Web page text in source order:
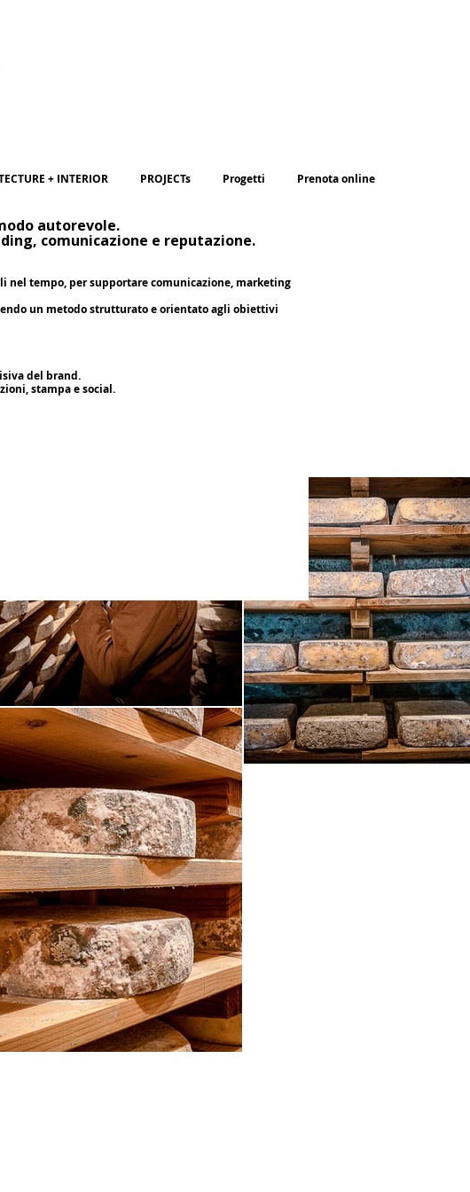
+ INTERIOR PROJECTs Progetti Prenota online
autorevole.
comunicazione e reputazione.
nel tempo, per supportare comunicazione, marketing
un metodo strutturato e orientato agli obiettivi
del brand.
stampa e social.